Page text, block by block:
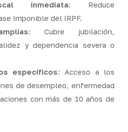
inmediata: Reduce
Imponible del IRPF.
: Cubre jubilación,
y dependencia severa o
específicos: Acceso a los
de desempleo, enfermedad
con más de 10 años de